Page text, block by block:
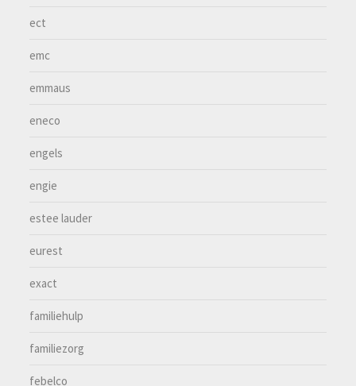
ect
emc
emmaus
eneco
engels
engie
estee lauder
eurest
exact
familiehulp
familiezorg
febelco